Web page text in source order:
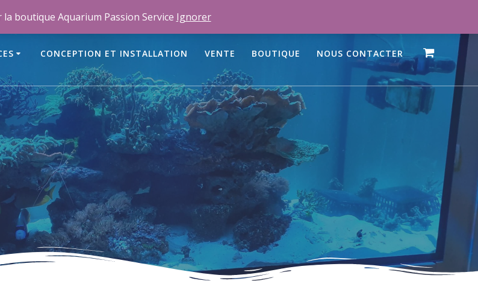
CONCEPTION ET INSTALLATION VENTE BOUTIQUE NOUS CONTACTER
la boutique Aquarium Passion Service Ignorer